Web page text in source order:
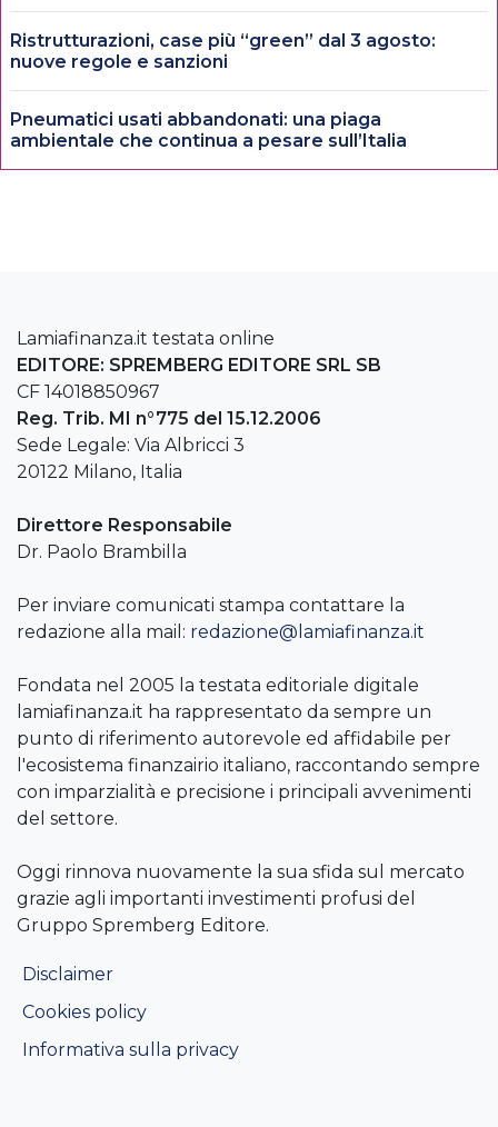
Ristrutturazioni, case più “green” dal 3 agosto:
nuove regole e sanzioni
Pneumatici usati abbandonati: una piaga
ambientale che continua a pesare sull’Italia
Lamiafinanza.it testata online
EDITORE: SPREMBERG EDITORE SRL SB
CF 14018850967
Reg. Trib. MI n°775 del 15.12.2006
Sede Legale: Via Albricci 3
20122 Milano, Italia
Direttore Responsabile
Dr. Paolo Brambilla
Per inviare comunicati stampa contattare la
redazione alla mail: redazione@lamiafinanza.it
Fondata nel 2005 la testata editoriale digitale
lamiafinanza.it ha rappresentato da sempre un
punto di riferimento autorevole ed affidabile per
l'ecosistema finanzairio italiano, raccontando sempre
con imparzialità e precisione i principali avvenimenti
del settore.
Oggi rinnova nuovamente la sua sfida sul mercato
grazie agli importanti investimenti profusi del
Gruppo Spremberg Editore.
Disclaimer
Cookies policy
Informativa sulla privacy